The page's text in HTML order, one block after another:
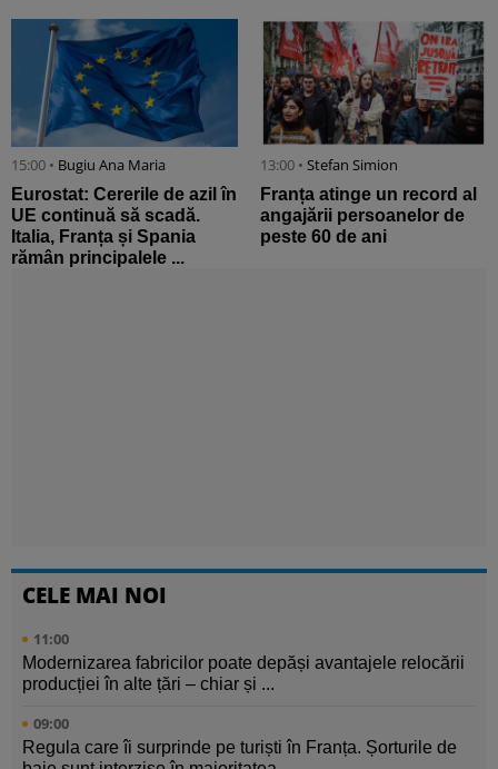
15:00 • Bugiu ⁠Ana Maria
Eurostat: Cererile de azil în
UE continuă să scadă.
Italia, Franța și Spania
rămân principalele ...
13:00 • Stefan Simion
Franța atinge un record al
angajării persoanelor de
peste 60 de ani
CELE MAI NOI
11:00
Modernizarea fabricilor poate depăși avantajele relocării
producției în alte țări – chiar și ...
09:00
Regula care îi surprinde pe turiști în Franța. Șorturile de